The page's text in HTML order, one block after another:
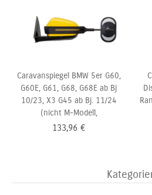
Caravanspiegel BMW 5er G60,
G60E, G61, G68, G68E ab Bj
10/23, X3 G45 ab Bj. 11/24
(nicht M-Modell,
133,96 €